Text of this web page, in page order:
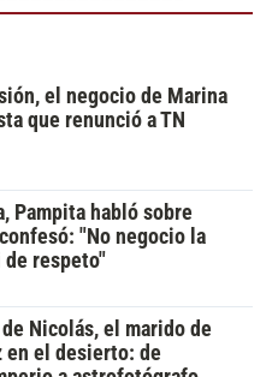
el negocio de Marina
que renunció a TN
Pampita habló sobre
"No negocio la
respeto"
Nicolás, el marido de
en el desierto: de